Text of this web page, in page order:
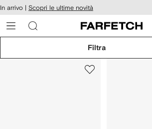
ai
In arrivo | Scopri le ultime novità
Filtra